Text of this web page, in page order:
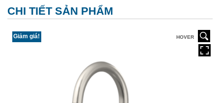
CHI TIẾT SẢN PHẨM
Giảm giá! HOVER